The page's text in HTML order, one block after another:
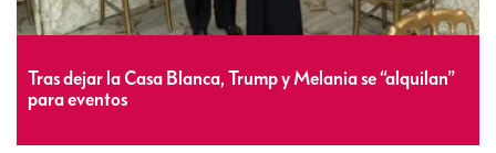
Tras dejar la Casa Blanca, Trump y Melania se “alquilan”
para eventos